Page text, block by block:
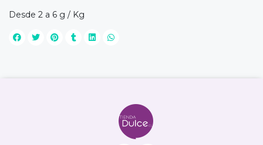
Desde 2 a 6 g / Kg